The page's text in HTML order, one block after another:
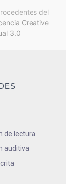
del
Creative
3.0
de lectura
auditiva